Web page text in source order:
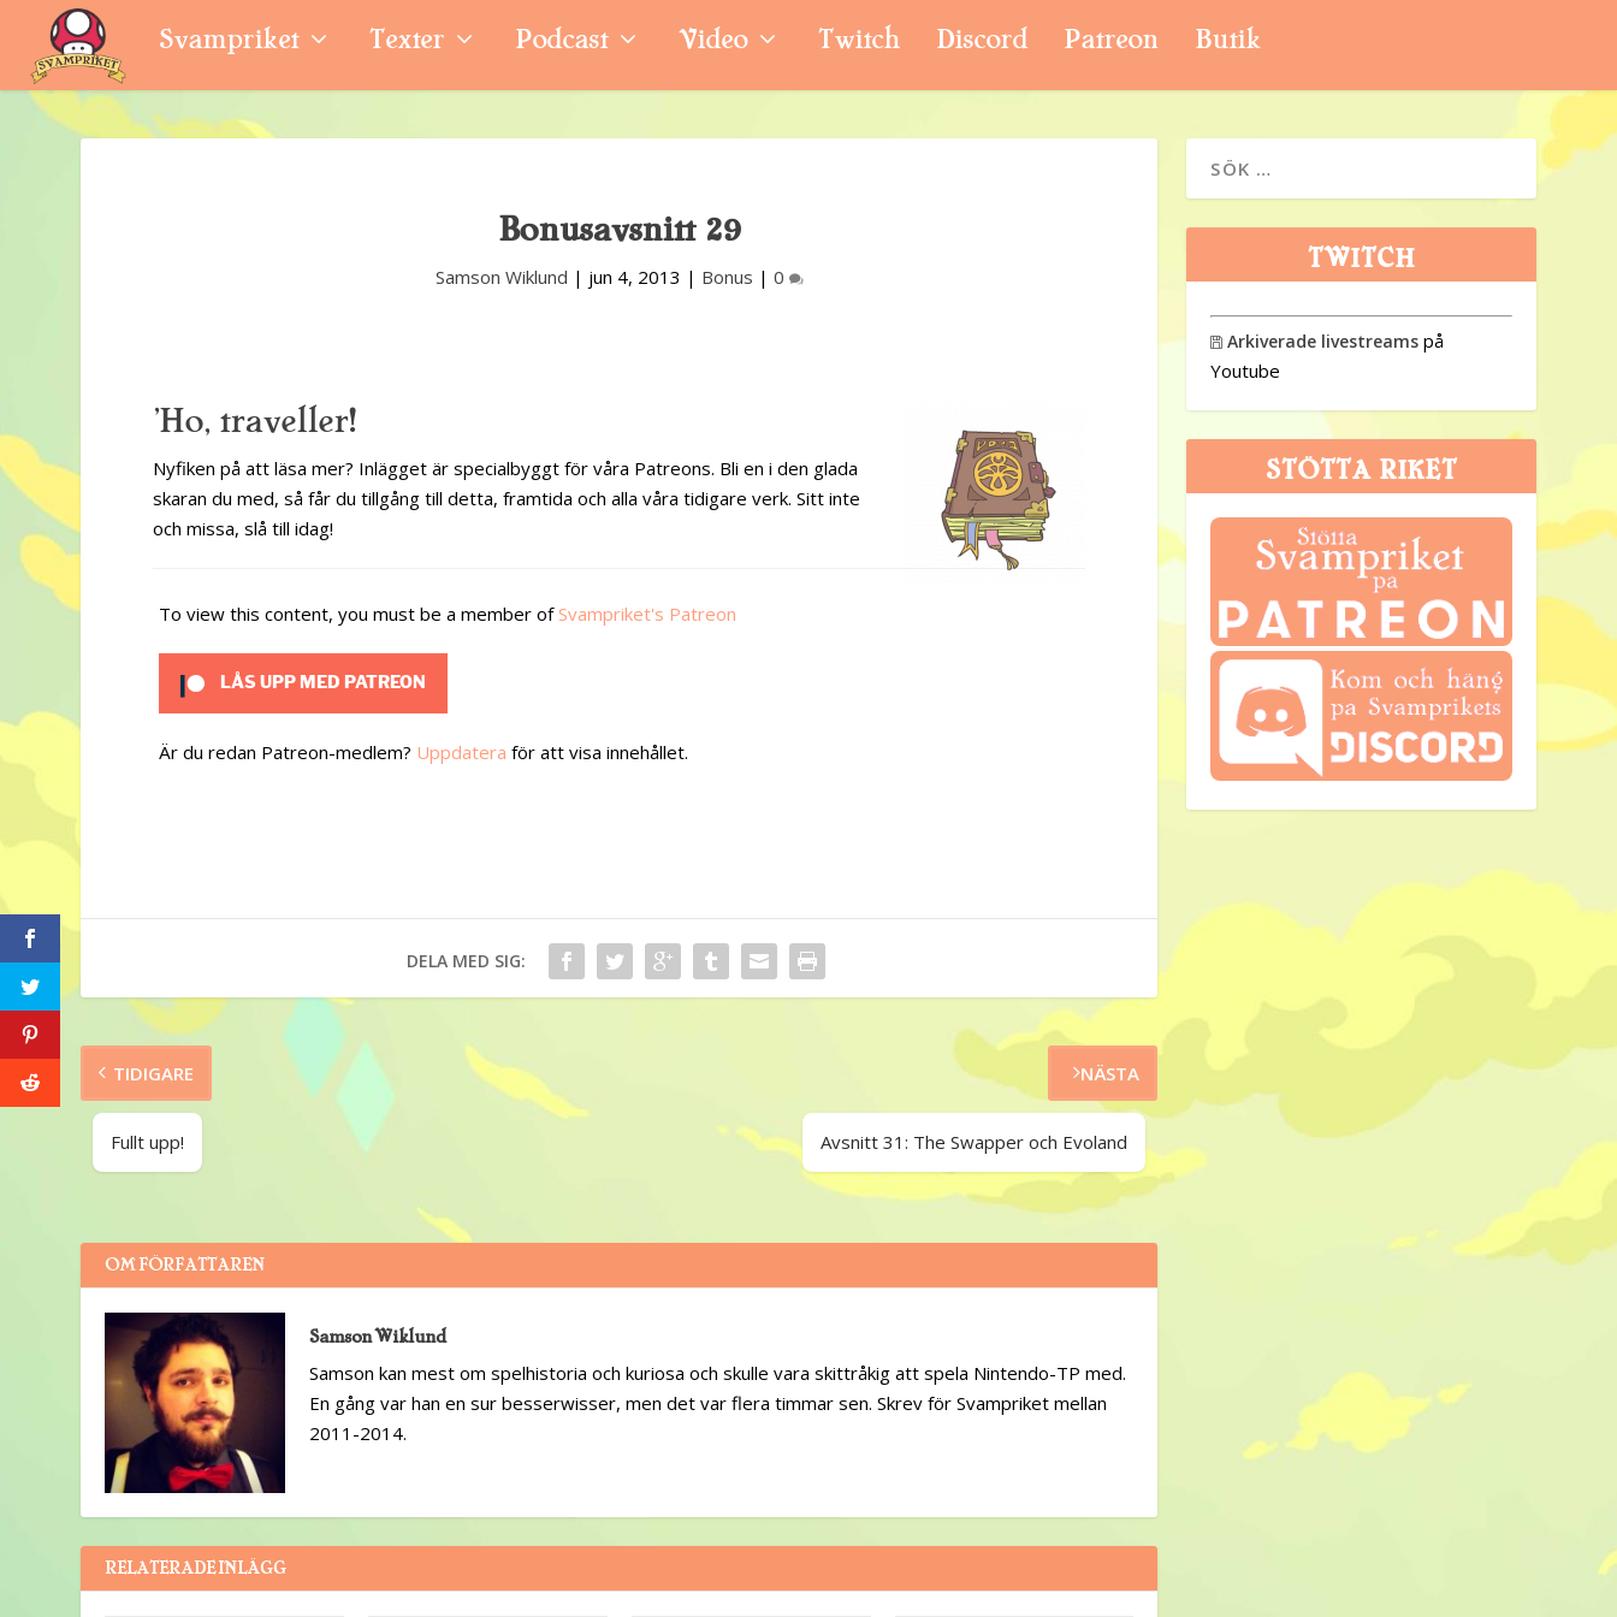
Svampriket Texter Podcast Video Twitch Discord Patreon Butik
Bonusavsnitt 29
Samson Wiklund | jun 4, 2013 | Bonus | 0
'Ho, traveller!
Nyfiken på att läsa mer? Inlägget är specialbyggt för våra Patreons. Bli en i den glada
skaran du med, så får du tillgång till detta, framtida och alla våra tidigare verk. Sitt inte
och missa, slå till idag!
To view this content, you must be a member ofSvampriket's Patreon
LÅS UPP MED PATREON
Är du redan Patreon-medlem? Uppdatera för att visa innehållet.
DELA MED SIG:
TIDIGARE
Fullt upp!
NÄSTA
Avsnitt 31: The Swapper och Evoland
OM FÖRFATTAREN
Samson Wiklund
Samson kan mest om spelhistoria och kuriosa och skulle vara skittråkig att spela Nintendo-TP med.
En gång var han en sur besserwisser, men det var flera timmar sen. Skrev för Svampriket mellan
2011-2014.
RELATERADE INLÄGG
TWITCH
 Arkiverade livestreams på
Youtube
STÖTTA RIKET